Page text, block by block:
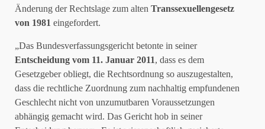
Änderung der Rechtslage zum alten Transsexuellengesetz
von 1981 eingefordert.
„Das Bundesverfassungsgericht betonte in seiner
Entscheidung vom 11. Januar 2011, dass es dem
Gesetzgeber obliegt, die Rechtsordnung so auszugestalten,
dass die rechtliche Zuordnung zum nachhaltig empfundenen
Geschlecht nicht von unzumutbaren Voraussetzungen
abhängig gemacht wird. Das Gericht hob in seiner